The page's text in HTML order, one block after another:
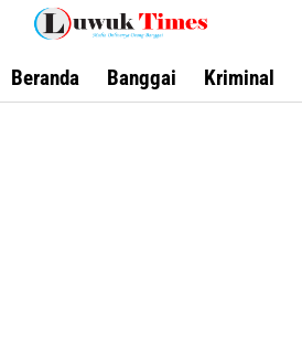
Lewati
konten
Beranda Banggai Kriminal